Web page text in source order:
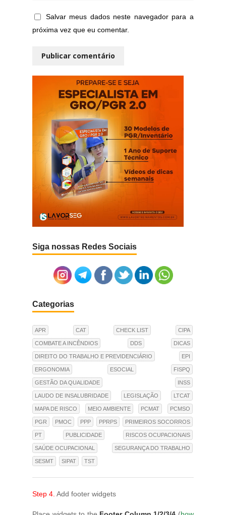
Salvar meus dados neste navegador para a
próxima vez que eu comentar.
Siga nossas Redes Sociais
Categorias
APR CAT CHECK LIST CIPA
COMBATE A INCÊNDIOS DDS DICAS
DIREITO DO TRABALHO E PREVIDENCIÁRIO EPI
ERGONOMIA ESOCIAL FISPQ
GESTÃO DA QUALIDADE INSS
LAUDO DE INSALUBRIDADE LEGISLAÇÃO LTCAT
MAPA DE RISCO MEIO AMBIENTE PCMAT PCMSO
PGR PMOC PPP PPRPS PRIMEIROS SOCORROS
PT PUBLICIDADE RISCOS OCUPACIONAIS
SAÚDE OCUPACIONAL SEGURANÇA DO TRABALHO
SESMT SIPAT TST
Step 4. Add footer widgets